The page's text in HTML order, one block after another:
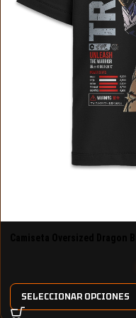
SELECCIONAR OPCIONES